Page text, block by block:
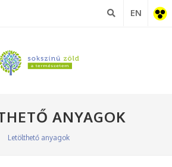
EN
ANYAGOK
Letölthető anyagok